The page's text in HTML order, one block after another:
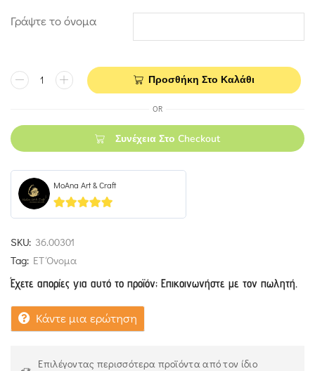
Γράψτε το όνομα
Προσθήκη Στο Καλάθι
OR
Συνέχεια Στο Checkout
MoAna Art & Craft
5out of 5
SKU: 36.00301
Tag: ΕΤ Όνομα
Έχετε απορίες για αυτό το προϊόν; Επικοινωνήστε με τον πωλητή.
Κάντε μια ερώτηση
Επιλέγοντας περισσότερα προϊόντα από τον ίδιο